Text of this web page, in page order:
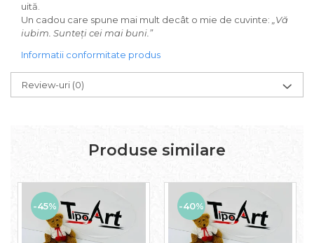
uită.
Un cadou care spune mai mult decât o mie de cuvinte:
„Vă
iubim. Sunteți cei mai buni.”
Informatii conformitate produs
Review-uri (0)
Produse similare
-45% -40%